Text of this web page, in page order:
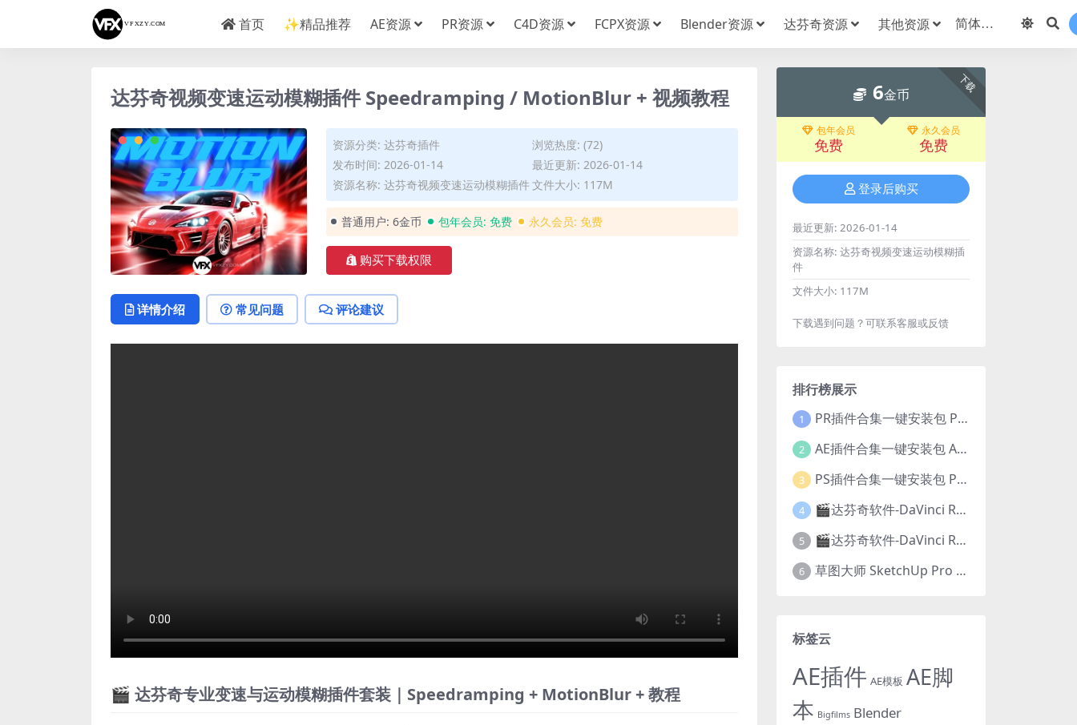
首页 ✨精品推荐 AE资源 PR资源 C4D资源 FCPX资源 Blender资源 达芬奇资源 其他资源
达芬奇视频变速运动模糊插件 Speedramping / MotionBlur + 视频教程
资源分类: 达芬奇插件
浏览热度: (72)
发布时间: 2026-01-14
最近更新: 2026-01-14
资源名称: 达芬奇视频变速运动模糊插件文件大小: 117M
普通用户: 6金币 包年会员: 免费 永久会员: 免费
购买下载权限
详情介绍 常见问题 评论建议
🎬 达芬奇专业变速与运动模糊插件套装｜Speedramping + MotionBlur + 教程
下载
6金币
包年会员
免费
永久会员
免费
登录后购买
最近更新: 2026-01-14
资源名称: 达芬奇视频变速运动模糊插
件
文件大小: 117M
下载遇到问题？可联系客服或反馈
排行榜展示
1 PR插件合集一键安装包 PR Plug-ins Suite 26.06 一键安装PR所有常用插件！
2 AE插件合集一键安装包 Ae Plug-ins Suite 26.05 一键安装AE所有常用插件！
3 PS插件合集一键安装包 PS Plug-ins Suite 26.01 一键安装PS所有常用插件！
4 🎬达芬奇软件-DaVinci Resolve Studio 20.3.1 Win/Mac中文破解版下载
5 🎬达芬奇软件-DaVinci Resolve Studio 21.0.4正式版 Win/Mac中文破解版下载
6 草图大师 SketchUp Pro 2026 v26.2.242/243 Win/Mac破解版 中文版/英文版
标签云
AE插件 AE模板 AE脚
本 Bigfilms Blender